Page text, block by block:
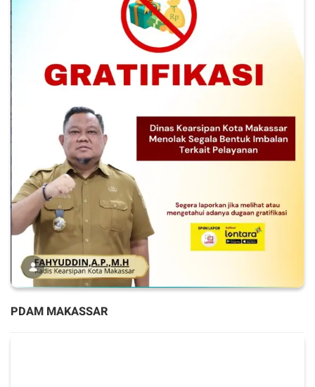
PDAM MAKASSAR